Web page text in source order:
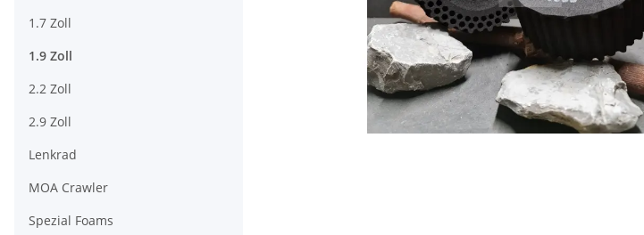
1.7 Zoll
1.9 Zoll
2.2 Zoll
2.9 Zoll
Lenkrad
MOA Crawler
Spezial Foams